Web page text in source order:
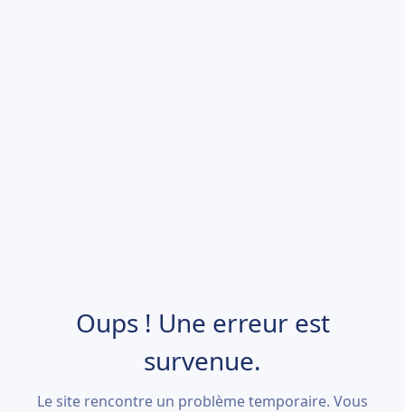
Oups ! Une erreur est
survenue.
Le site rencontre un problème temporaire. Vous